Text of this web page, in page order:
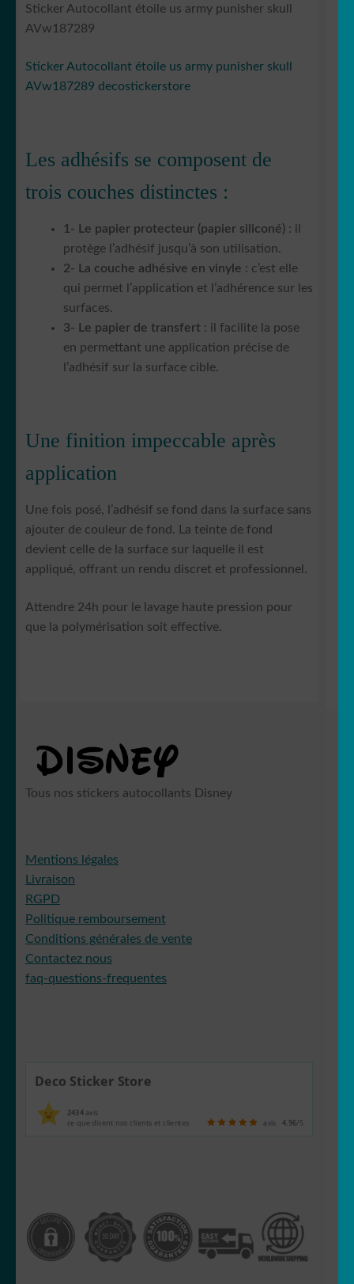
Sticker Autocollant étoile us army punisher skull
AVw187289
Sticker Autocollant étoile us army punisher skull
AVw187289 decostickerstore
Les adhésifs se composent de
trois couches distinctes :
1- Le papier protecteur (papier siliconé) : il
protège l’adhésif jusqu’à son utilisation.
2- La couche adhésive en vinyle : c’est elle
qui permet l’application et l’adhérence sur les
surfaces.
3- Le papier de transfert : il facilite la pose
en permettant une application précise de
l’adhésif sur la surface cible.
Une finition impeccable après
application
Une fois posé, l’adhésif se fond dans la surface sans
ajouter de couleur de fond. La teinte de fond
devient celle de la surface sur laquelle il est
appliqué, offrant un rendu discret et professionnel.
Attendre 24h pour le lavage haute pression pour
que la polymérisation soit effective.
Tous nos stickers autocollants Disney
Mentions légales
Livraison
RGPD
Politique remboursement
Conditions générales de vente
Contactez nous
faq-questions-frequentes
Deco Sticker Store
2434avis
ce que disent nos clients et clientes avis 4.96/5